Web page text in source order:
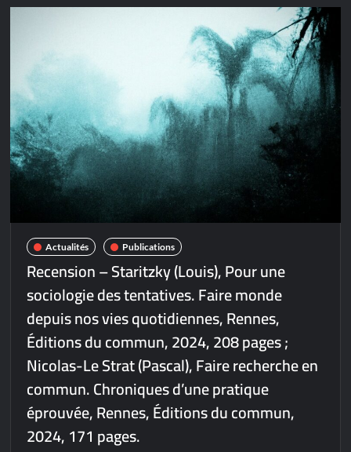
Actualités Publications
Recension – Staritzky (Louis), Pour une
sociologie des tentatives. Faire monde
depuis nos vies quotidiennes, Rennes,
Éditions du commun, 2024, 208 pages ;
Nicolas-Le Strat (Pascal), Faire recherche en
commun. Chroniques d’une pratique
éprouvée, Rennes, Éditions du commun,
2024, 171 pages.